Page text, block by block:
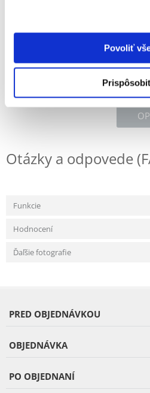
Povoliť
Otázky a odpovede
Funkcie
Hodnocení
Ďaľšie fotografie
PRED OBJEDNÁVKOU
OBJEDNÁVKA
PO OBJEDNANÍ